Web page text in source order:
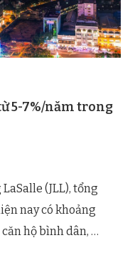
5-7%/năm trong
(JLL), tổng
nay có khoảng
hộ bình dân, …